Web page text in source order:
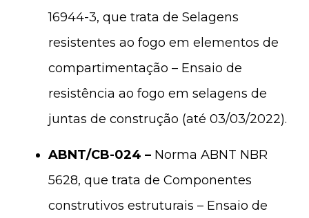
16944-3, que trata de Selagens
resistentes ao fogo em elementos de
compartimentação – Ensaio de
resistência ao fogo em selagens de
juntas de construção (até 03/03/2022).
ABNT/CB-024 – Norma ABNT NBR
5628, que trata de Componentes
construtivos estruturais – Ensaio de